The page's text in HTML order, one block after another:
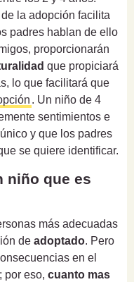
la adopción facilita
padres hablan de ello
proporcionarán
que propiciará
lo que facilitará que
. Un niño de 4
sentimientos e
y que los padres
se quiere identificar.
niño que es
más adecuadas
de adoptado. Pero
en el
por eso, cuanto mas